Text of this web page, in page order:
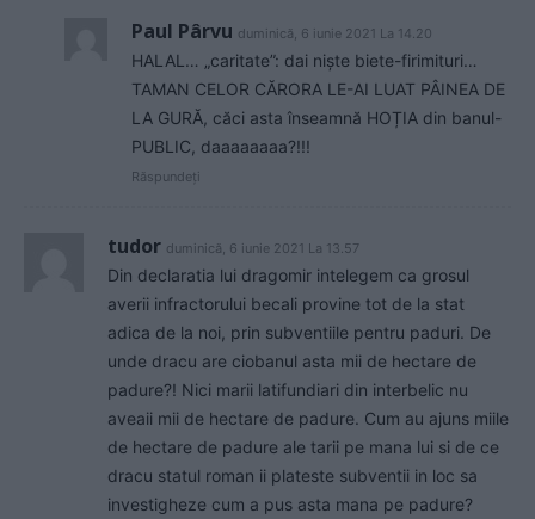
Paul Pârvu duminică, 6 iunie 2021 La 14.20
HALAL… „caritate”: dai niște biete-firimituri…
TAMAN CELOR CĂRORA LE-AI LUAT PÂINEA DE
LA GURĂ, căci asta înseamnă HOȚIA din banul-
PUBLIC, daaaaaaaa?!!!
Răspundeți
tudor duminică, 6 iunie 2021 La 13.57
Din declaratia lui dragomir intelegem ca grosul
averii infractorului becali provine tot de la stat
adica de la noi, prin subventiile pentru paduri. De
unde dracu are ciobanul asta mii de hectare de
padure?! Nici marii latifundiari din interbelic nu
aveaii mii de hectare de padure. Cum au ajuns miile
de hectare de padure ale tarii pe mana lui si de ce
dracu statul roman ii plateste subventii in loc sa
investigheze cum a pus asta mana pe padure?